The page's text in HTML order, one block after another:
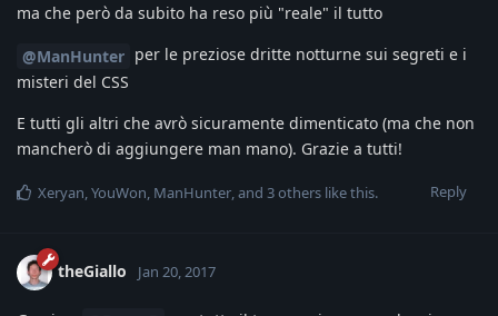
ma che però da subito ha reso più "reale" il tutto
@ManHunter per le preziose dritte notturne sui segreti e i
misteri del CSS
E tutti gli altri che avrò sicuramente dimenticato (ma che non
mancherò di aggiungere man mano). Grazie a tutti!
Reply
Xeryan,YouWon, ManHunter, and 3others like this.
theGiallo Jan 20, 2017